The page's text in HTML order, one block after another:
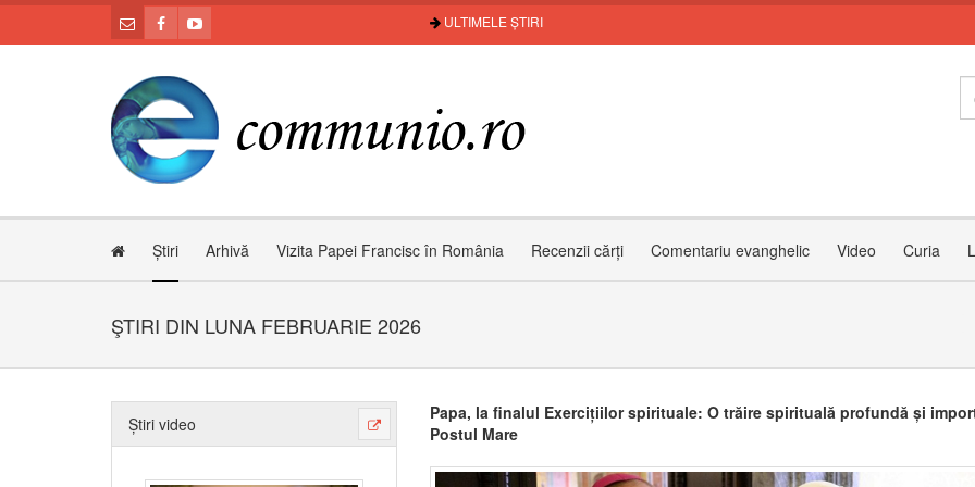
ULTIMELE ȘTIRI
Știri Arhivă Vizita Papei Francisc în România Recenzii cărți Comentariu evanghelic Video Curia
ŞTIRI DIN LUNA FEBRUARIE 2026
Știri video
Papa, la finalul Exercițiilor spirituale: O trăire spirituală profundă și
Postul Mare